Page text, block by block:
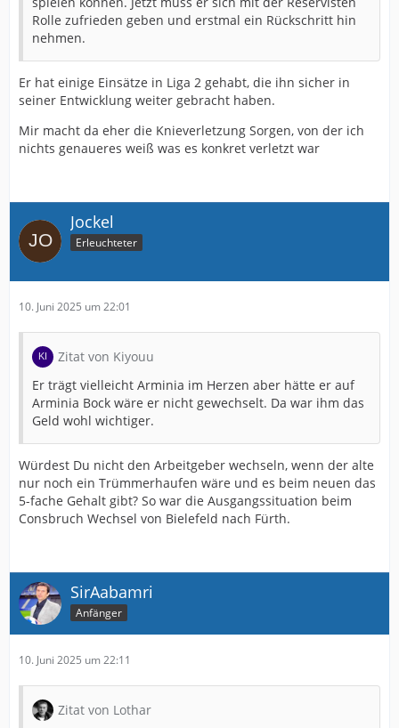
Rolle zufrieden geben und erstmal ein Rückschritt hin
nehmen.
Er hat einige Einsätze in Liga 2 gehabt, die ihn sicher in
seiner Entwicklung weiter gebracht haben.
Mir macht da eher die Knieverletzung Sorgen, von der ich
nichts genaueres weiß was es konkret verletzt war
Jockel
Erleuchteter
10. Juni 2025 um 22:01
Zitat von Kiyouu
Er trägt vielleicht Arminia im Herzen aber hätte er auf
Arminia Bock wäre er nicht gewechselt. Da war ihm das
Geld wohl wichtiger.
Würdest Du nicht den Arbeitgeber wechseln, wenn der alte
nur noch ein Trümmerhaufen wäre und es beim neuen das
5-fache Gehalt gibt? So war die Ausgangssituation beim
Consbruch Wechsel von Bielefeld nach Fürth.
SirAabamri
Anfänger
10. Juni 2025 um 22:11
Zitat von Lothar